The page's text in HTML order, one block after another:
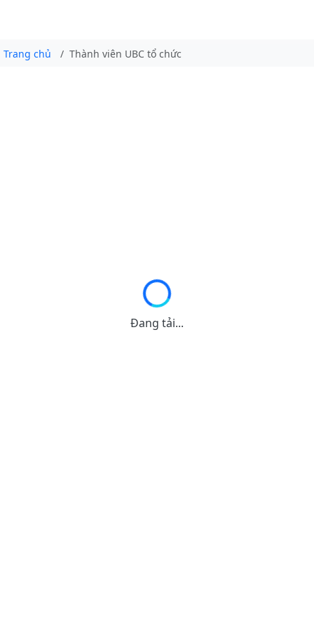
Trang chủ Thành viên UBC tổ chức
Đang tải...